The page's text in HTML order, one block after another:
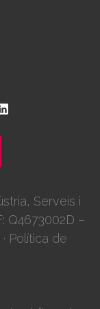
Serveis i
Q4673002D –
· Política de